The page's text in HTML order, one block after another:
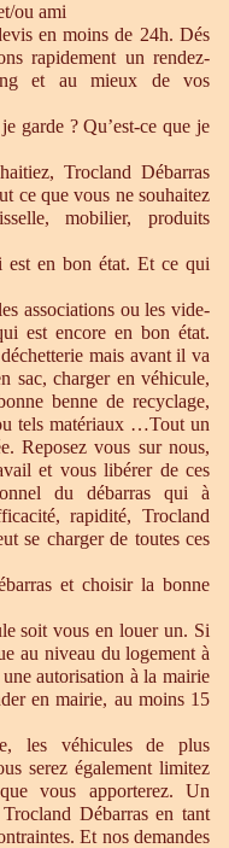
ou ami
en moins de 24h. Dés
rapidement un rendez-
et au mieux de vos
garde ? Qu’est-ce que je
Trocland Débarras
ce que vous ne souhaitez
mobilier, produits
en bon état. Et ce qui
associations ou les vide-
est encore en bon état.
mais avant il va
sac, charger en véhicule,
benne de recyclage,
tels matériaux …Tout un
Reposez vous sur nous,
et vous libérer de ces
du débarras qui à
rapidité, Trocland
se charger de toutes ces
et choisir la bonne
soit vous en louer un. Si
au niveau du logement à
autorisation à la mairie
en mairie, au moins 15
les véhicules de plus
serez également limitez
vous apporterez. Un
Débarras en tant
Et nos demandes